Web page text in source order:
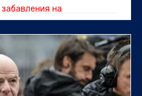
на
2011 и 2012 г., съобщи
Yonhap, позовавайки се